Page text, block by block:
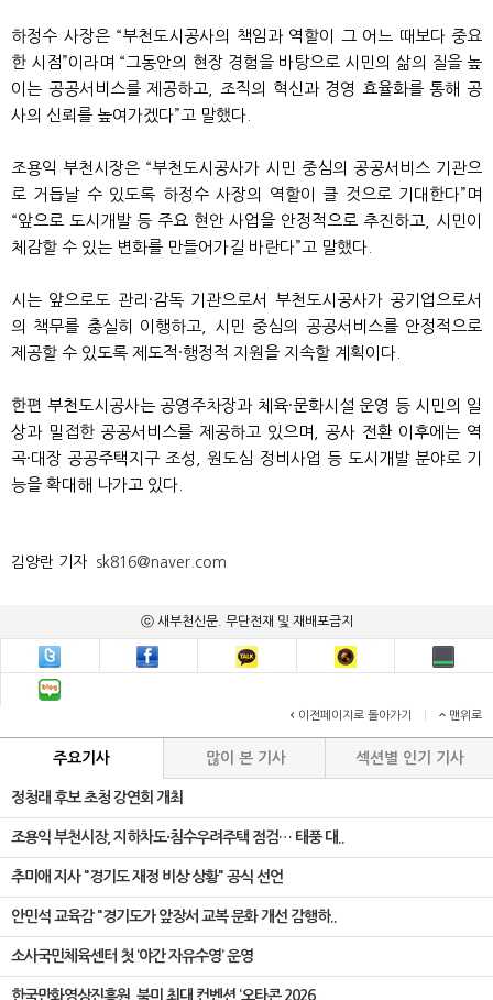
하정수 사장은 “부천도시공사의 책임과 역할이 그 어느 때보다 중요
한 시점”이라며 “그동안의 현장 경험을 바탕으로 시민의 삶의 질을 높
이는 공공서비스를 제공하고, 조직의 혁신과 경영 효율화를 통해 공
사의 신뢰를 높여가겠다”고 말했다.
조용익 부천시장은 “부천도시공사가 시민 중심의 공공서비스 기관으
로 거듭날 수 있도록 하정수 사장의 역할이 클 것으로 기대한다”며
“앞으로 도시개발 등 주요 현안 사업을 안정적으로 추진하고, 시민이
체감할 수 있는 변화를 만들어가길 바란다”고 말했다.
시는 앞으로도 관리·감독 기관으로서 부천도시공사가 공기업으로서
의 책무를 충실히 이행하고, 시민 중심의 공공서비스를 안정적으로
제공할 수 있도록 제도적·행정적 지원을 지속할 계획이다.
한편 부천도시공사는 공영주차장과 체육·문화시설 운영 등 시민의 일
상과 밀접한 공공서비스를 제공하고 있으며, 공사 전환 이후에는 역
곡·대장 공공주택지구 조성, 원도심 정비사업 등 도시개발 분야로 기
능을 확대해 나가고 있다.
김양란 기자 sk816@naver.com
ⓒ 새부천신문. 무단전재 및 재배포금지
이전페이지로 돌아가기 맨위로
주요기사 많이 본 기사 섹션별 인기 기사
정청래 후보 초청 강연회 개최
조용익 부천시장, 지하차도·침수우려주택 점검… 태풍 대..
추미애 지사 "경기도 재정 비상 상황" 공식 선언
안민석 교육감 "경기도가 앞장서 교복 문화 개선 감행하..
소사국민체육센터 첫 ‘야간 자유수영’ 운영
한국만화영상진흥원, 북미 최대 컨벤션 ‘오타콘 2026..